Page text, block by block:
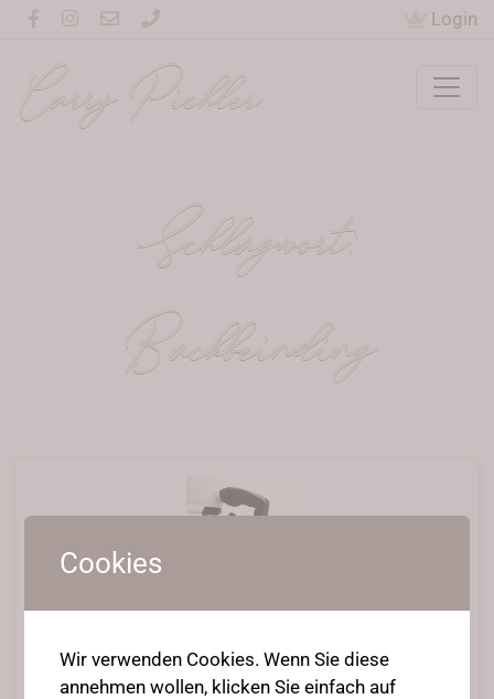
Login
Carry Pichler
Schlagwort:
Backbeinding
17. September 2020 • Posted inContortion Infos
Cookies
Wir verwenden Cookies. Wenn Sie diese
annehmen wollen, klicken Sie einfach auf